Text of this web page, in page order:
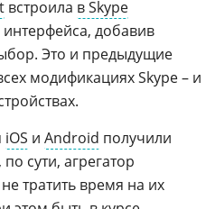
встроила в Skype
добавив
Это и предыдущие
модификациях Skype – и
iOS и Android получили
сути, агрегатор
тратить время на их